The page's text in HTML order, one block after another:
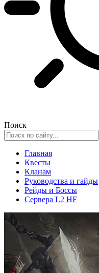
Поиск
Главная
Квесты
Кланам
Руководства и гайды
Рейды и Боссы
Сервера L2 HF